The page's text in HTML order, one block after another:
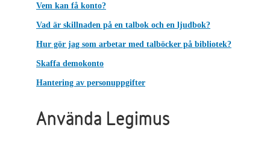
Vem kan få konto?
Vad är skillnaden på en talbok och en ljudbok?
Hur gör jag som arbetar med talböcker på bibliotek?
Skaffa demokonto
Hantering av personuppgifter
Använda Legimus